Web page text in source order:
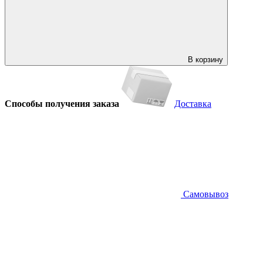
В корзину
Способы получения заказа Доставка
Самовывоз